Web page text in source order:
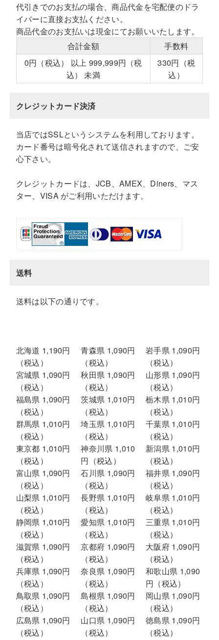
代引きでのお支払の場合、商品代金を宅配便のドラ
イバーに直接お支払ください。
商品代金のお支払いは現金にてお願いいたします。
合計金額
手数料
0円（税込） 以上 999,999円（税
込） 未満
330円（税
込）
クレジットカード決済
当店ではSSLというシステムを利用しております。
カード番号は暗号化されて送信されますので、ご安
心下さい。
クレジットカードは、JCB、AMEX、Diners、マス
ター、VISA がご利用いただけます。
送料
送料は以下の通りです。
北海道 1,190円
（税込）
青森県 1,090円
（税込）
岩手県 1,090円
（税込）
宮城県 1,090円
（税込）
秋田県 1,090円
（税込）
山形県 1,090円
（税込）
福島県 1,090円
（税込）
茨城県 1,010円
（税込）
栃木県 1,010円
（税込）
群馬県 1,010円
（税込）
埼玉県 1,010円
（税込）
千葉県 1,010円
（税込）
東京都 1,010円
（税込）
神奈川県 1,010
円（税込）
新潟県 1,010円
（税込）
富山県 1,090円
（税込）
石川県 1,090円
（税込）
福井県 1,090円
（税込）
山梨県 1,010円
（税込）
長野県 1,010円
（税込）
岐阜県 1,010円
（税込）
静岡県 1,010円
（税込）
愛知県 1,010円
（税込）
三重県 1,010円
（税込）
滋賀県 1,090円
（税込）
京都府 1,090円
（税込）
大阪府 1,090円
（税込）
兵庫県 1,090円
（税込）
奈良県 1,090円
（税込）
和歌山県 1,090
円（税込）
鳥取県 1,090円
（税込）
島根県 1,090円
（税込）
岡山県 1,090円
（税込）
広島県 1,090円
（税込）
山口県 1,090円
（税込）
徳島県 1,090円
（税込）